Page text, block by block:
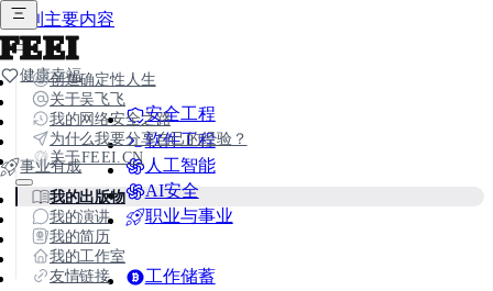
跳到主要内容
FEEI
健康幸福
事业有成
安全工程
软件工程
人工智能
AI安全
职业与事业
工作储蓄
创造确定性人生
关于吴飞飞
我的网络安全之路
为什么我要分享自己的经验？
关于FEEI.CN
我的出版物
我的演讲
我的简历
我的工作室
友情链接